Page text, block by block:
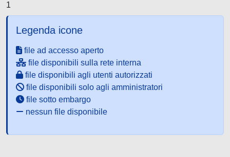
1
Legenda icone
file ad accesso aperto
file disponibili sulla rete interna
file disponibili agli utenti autorizzati
file disponibili solo agli amministratori
file sotto embargo
nessun file disponibile